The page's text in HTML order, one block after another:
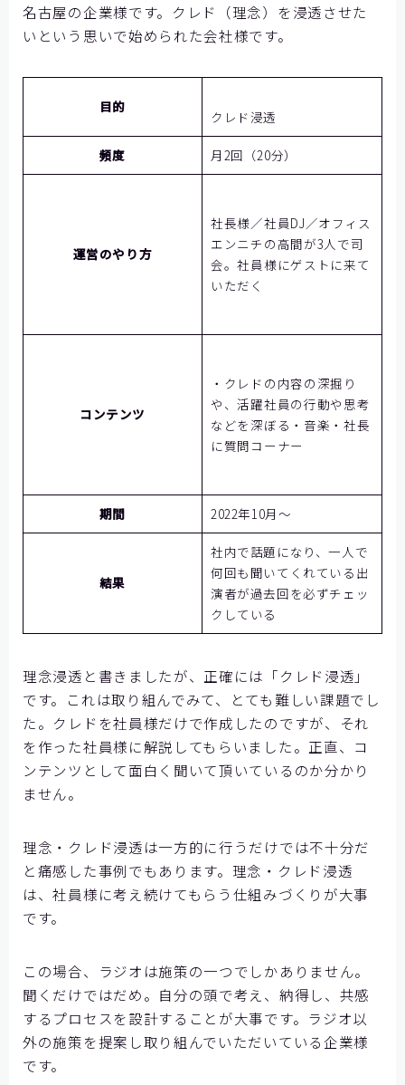
名古屋の企業様です。クレド（理念）を浸透させた
いという思いで始められた会社様です。
目的
クレド浸透
頻度 月2回（20分）
運営のやり方
社長様／社員DJ／オフィス
エンニチの高間が3人で司
会。社員様にゲストに来て
いただく
コンテンツ
・クレドの内容の深掘り
や、活躍社員の行動や思考
などを深ぼる・音楽・社長
に質問コーナー
期間 2022年10月～
結果
社内で話題になり、一人で
何回も聞いてくれている出
演者が過去回を必ずチェッ
クしている
理念浸透と書きましたが、正確には「クレド浸透」
です。これは取り組んでみて、とても難しい課題でし
た。クレドを社員様だけで作成したのですが、それ
を作った社員様に解説してもらいました。正直、コ
ンテンツとして面白く聞いて頂いているのか分かり
ません。
理念・クレド浸透は一方的に行うだけでは不十分だ
と痛感した事例でもあります。理念・クレド浸透
は、社員様に考え続けてもらう仕組みづくりが大事
です。
この場合、ラジオは施策の一つでしかありません。
聞くだけではだめ。自分の頭で考え、納得し、共感
するプロセスを設計することが大事です。ラジオ以
外の施策を提案し取り組んでいただいている企業様
です。